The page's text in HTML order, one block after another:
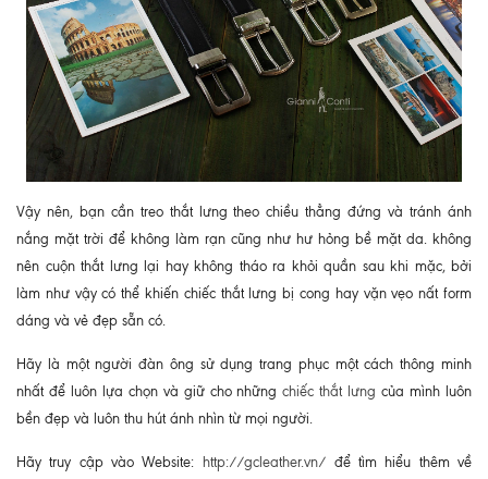
Vậy nên, bạn cần treo thắt lưng theo chiều thẳng đứng và tránh ánh
nắng mặt trời để không làm rạn cũng như hư hỏng bề mặt da. không
nên cuộn thắt lưng lại hay không tháo ra khỏi quần sau khi mặc, bởi
làm như vậy có thể khiến chiếc thắt lưng bị cong hay vặn vẹo nất form
dáng và vẻ đẹp sẵn có.
Hãy là một người đàn ông sử dụng trang phục một cách thông minh
nhất để luôn lựa chọn và giữ cho nhữngchiếc thắt lưng của mình luôn
bền đẹp và luôn thu hút ánh nhìn từ mọi người.
Hãy truy cập vào Website: http://gcleather.vn/ để tìm hiểu thêm về